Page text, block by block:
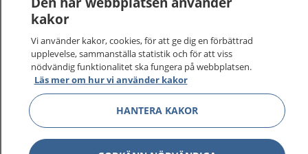
sjukdomar och vilka mottagningar du kan kontakta.
vårdärenden. Ring telefonnummer 1177 för
sjukvårdsrådgivning dygnet runt.
1177 ger dig råd när du vill må bättre.
kakor
Vi använder kakor, cookies, för att ge dig en förbättrad
upplevelse, sammanställa statistik och för att viss
nödvändig funktionalitet ska fungera på webbplatsen.
Läs mer om hur vi använder kakor
HANTERA KAKOR